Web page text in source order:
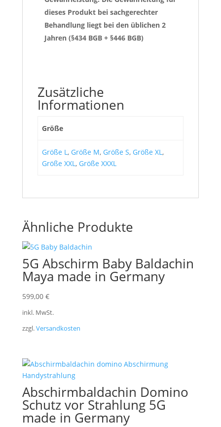
dieses Produkt bei sachgerechter
Behandlung liegt bei den üblichen 2
Jahren (§434 BGB + §446 BGB)
Zusätzliche
Informationen
Größe
Größe L, Größe M, Größe S, Größe XL,
Größe XXL, Größe XXXL
Ähnliche Produkte
5G Abschirm Baby Baldachin
Maya made in Germany
599,00 €
inkl. MwSt.
zzgl.Versandkosten
Abschirmbaldachin Domino
Schutz vor Strahlung 5G
made in Germany